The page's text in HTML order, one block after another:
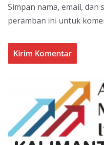
Simpan nama, email, dan
peramban ini untuk